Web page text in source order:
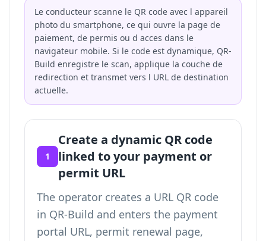
Le conducteur scanne le QR code avec l appareil
photo du smartphone, ce qui ouvre la page de
paiement, de permis ou d acces dans le
navigateur mobile. Si le code est dynamique, QR-
Build enregistre le scan, applique la couche de
redirection et transmet vers l URL de destination
actuelle.
1
Create a dynamic QR code
linked to your payment or
permit URL
The operator creates a URL QR code
in QR-Build and enters the payment
portal URL, permit renewal page,